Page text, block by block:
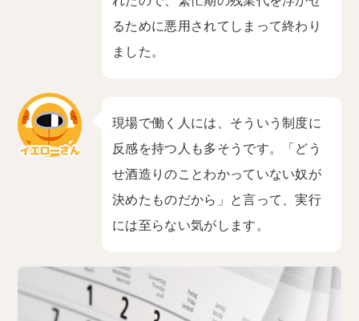
るために悪用されてしまって終わり
ました。
現場で働く人には、そういう制度に
反感を持つ人も多そうです。「どう
せ酒造りのことわかっていない奴が
決めたものだから」と言って、実行
には至らない気がします。